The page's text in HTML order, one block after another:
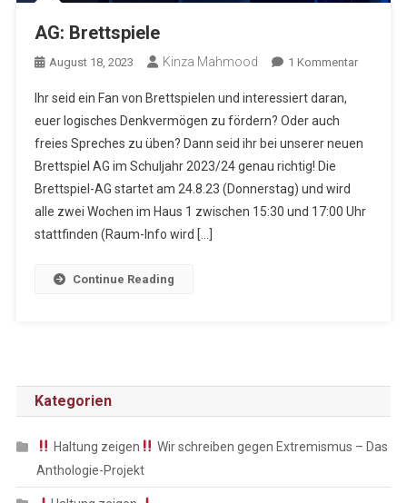
AG: Brettspiele
August 18, 2023 Kinza Mahmood 1 KommentarZu
Ihr seid ein Fan von Brettspielen und interessiert daran,
euer logisches Denkvermögen zu fördern? Oder auch
freies Spreches zu üben? Dann seid ihr bei unserer neuen
Brettspiel AG im Schuljahr 2023/24 genau richtig! Die
Brettspiel-AG startet am 24.8.23 (Donnerstag) und wird
alle zwei Wochen im Haus 1 zwischen 15:30 und 17:00 Uhr
stattfinden (Raum-Info wird […]
Continue Reading
Kategorien
Haltung zeigen
Wir schreiben gegen Extremismus – Das
Anthologie-Projekt